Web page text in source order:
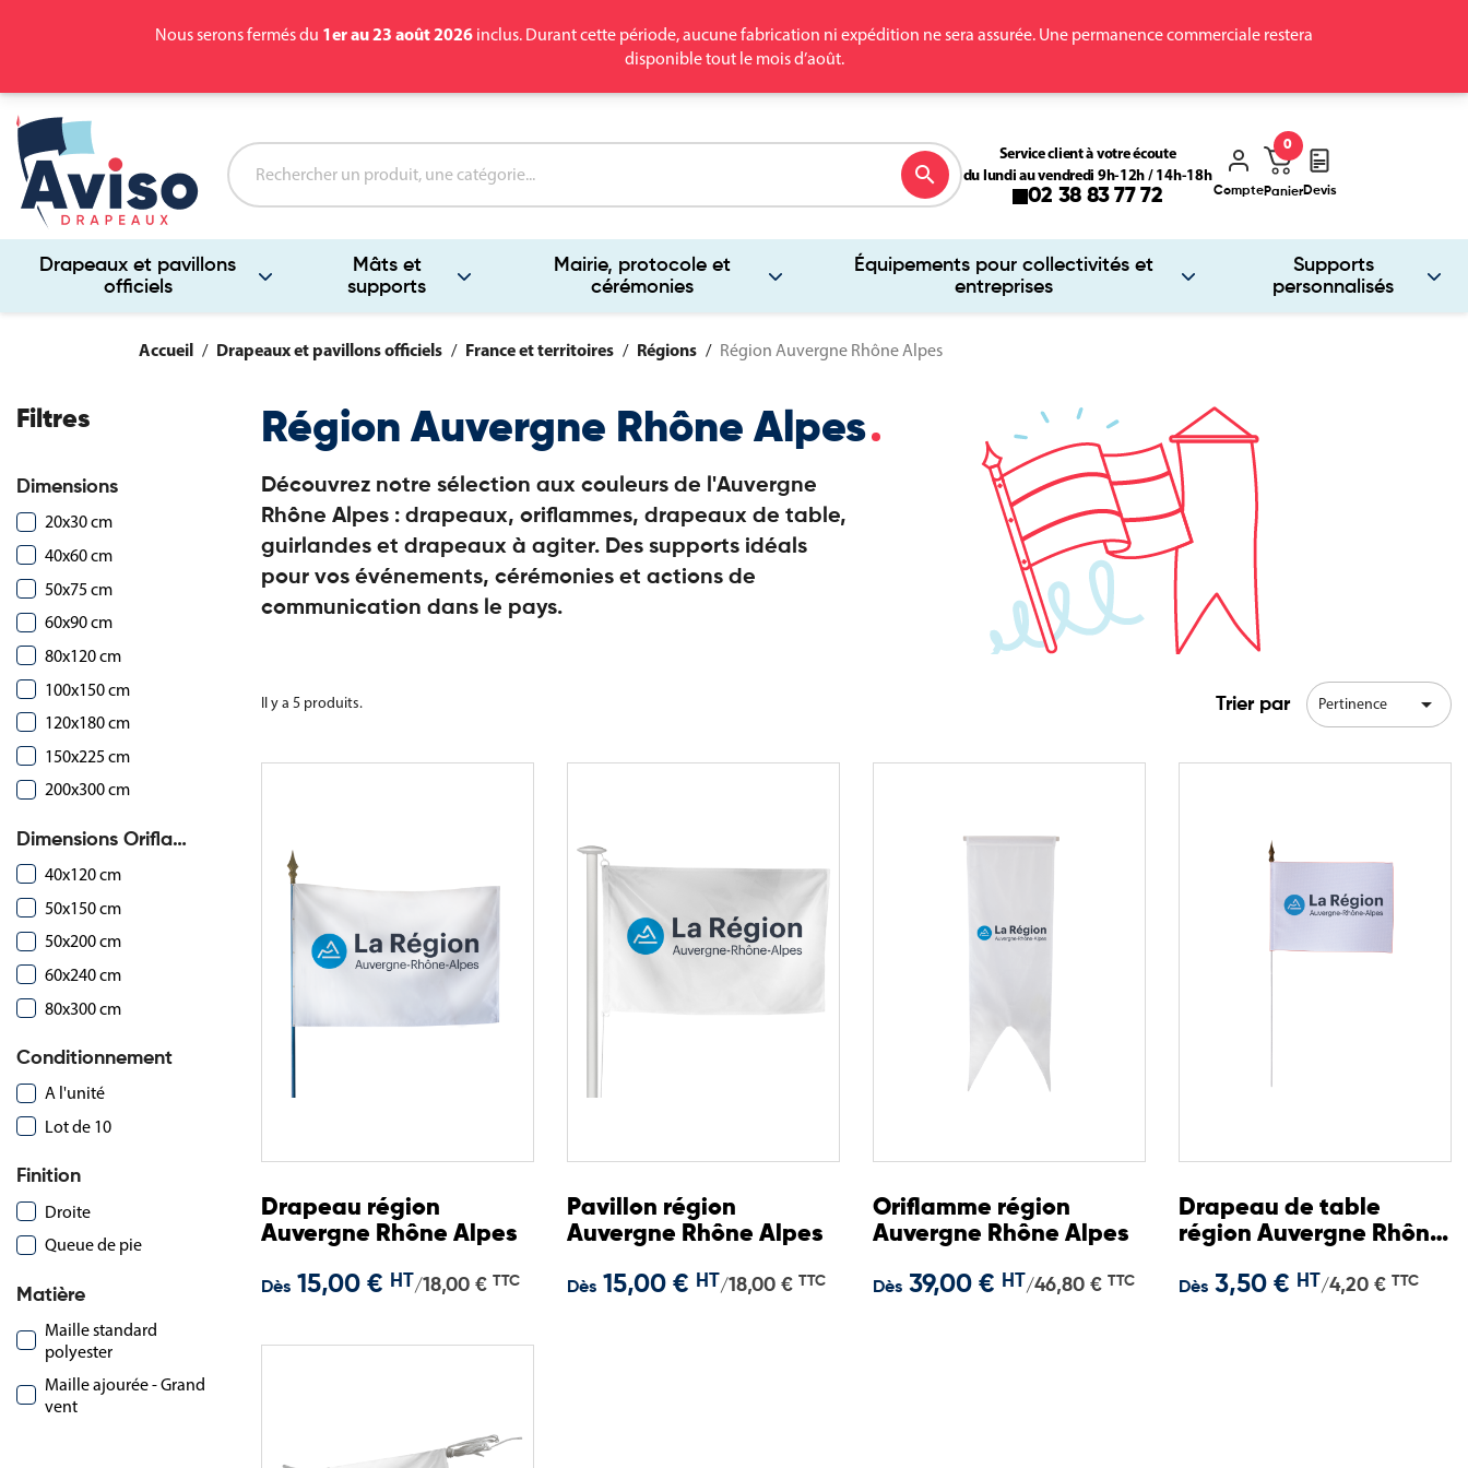
Nous serons fermés du 1er au 23 août 2026 inclus. Durant cette période, aucune fabrication ni expédition ne sera assurée. Une permanence commerciale restera
disponible tout le mois d’août.
Drapeaux et pavillons
officiels
Mâts et
supports
Mairie, protocole et
cérémonies
Équipements pour collectivités et
entreprises
Supports
personnalisés
search
Service client à votre écoute
du lundi au vendredi 9h-12h / 14h-18h
02 38 83 77 72 ComptePanier
0
Devis
Accueil Drapeaux et pavillons officiels France et territoires Régions Région Auvergne Rhône Alpes
Filtres
Dimensions
20x30 cm
40x60 cm
50x75 cm
60x90 cm
80x120 cm
100x150 cm
120x180 cm
150x225 cm
200x300 cm
Dimensions Oriflammes
40x120 cm
50x150 cm
50x200 cm
60x240 cm
80x300 cm
Conditionnement
A l'unité
Lot de 10
Finition
Droite
Queue de pie
Matière
Maille standard
polyester
Maille ajourée - Grand
vent
Région Auvergne Rhône Alpes
Découvrez notre sélection aux couleurs de l'Auvergne
Rhône Alpes : drapeaux, oriflammes, drapeaux de table,
guirlandes et drapeaux à agiter. Des supports idéals
pour vos événements, cérémonies et actions de
communication dans le pays.
Il y a 5 produits. Trier par Pertinence 
Drapeau région
Auvergne Rhône Alpes
Dès 15,00 € HT/18,00 € TTC
Pavillon région
Auvergne Rhône Alpes
Dès 15,00 € HT/18,00 € TTC
Oriflamme région
Auvergne Rhône Alpes
Dès 39,00 € HT/46,80 € TTC
Drapeau de table
région Auvergne Rhône
Dès 3,50 € HT/4,20 € TTC